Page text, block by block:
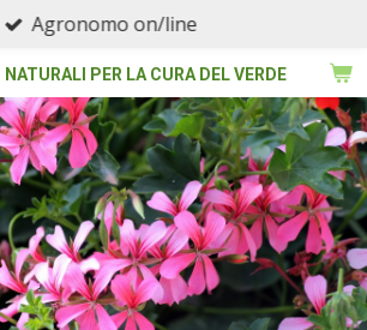
PER LA CURA DEL VERDE
Agronomo on/line